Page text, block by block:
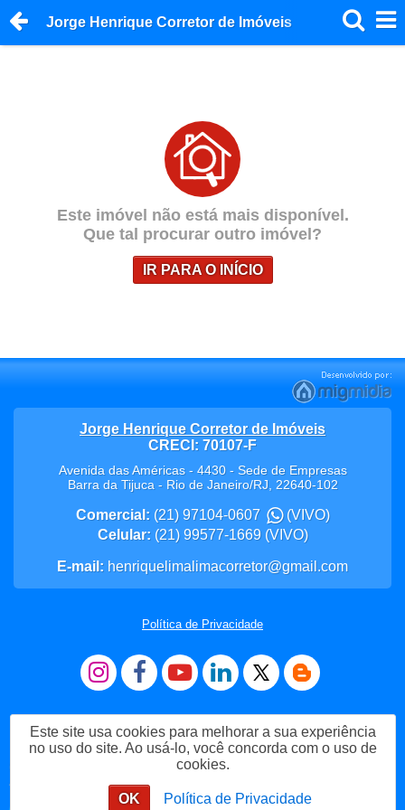
Jorge Henrique Corretor de Imóveis
Este imóvel não está mais disponível.
Que tal procurar outro imóvel?
IR PARA O INÍCIO
Me Chame no WhatsApp
Jorge Henrique Corretor de Imóveis
CRECI: 70107-F
Avenida das Américas - 4430 - Sede de Empresas
Barra da Tijuca- Rio de Janeiro/RJ, 22640-102
Comercial: (21) 97104-0607
(VIVO)
Celular: (21) 99577-1669(VIVO)
E-mail: henriquelimalimacorretor@gmail.com
Política de Privacidade
Este site usa cookies para melhorar a sua experiência
no uso do site. Ao usá-lo, você concorda com o uso de
cookies.
OK Política de Privacidade